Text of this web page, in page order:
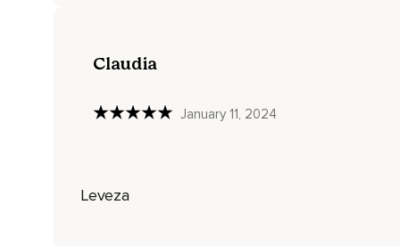
Claudia
January 11, 2024
Leveza